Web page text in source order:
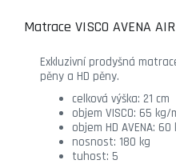
Matrace VISCO AVENA
Exkluzivní prodyšná
pěny a HD pěny.
celková výška: 21 cm
objem VISCO: 65 kg/
objem HD AVENA:
nosnost: 180 kg
tuhost: 5